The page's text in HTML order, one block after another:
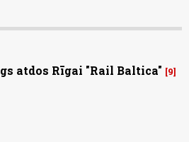
atdos Rīgai "Rail Baltica" 9